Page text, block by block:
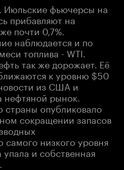
Июльские фьючерсы на
прибавляют на
почти 0,7%.
наблюдается и по
топлива - WTI.
так же дорожает. Её
к уровню $50
из США и
нефтяной рынок.
опубликовало
сокращении запасов
самого низкого уровня
упала и собственная